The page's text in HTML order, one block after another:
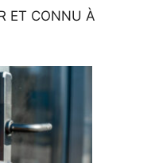
ET CONNU À